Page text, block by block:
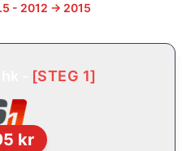
- 2012 -> 2015
[STEG 1]
kr